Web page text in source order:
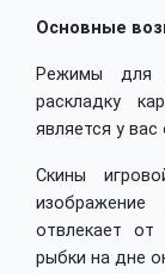
Основные
Режимы для
раскладку
является у вас
Скины
отвлекает от
рыбки на дне